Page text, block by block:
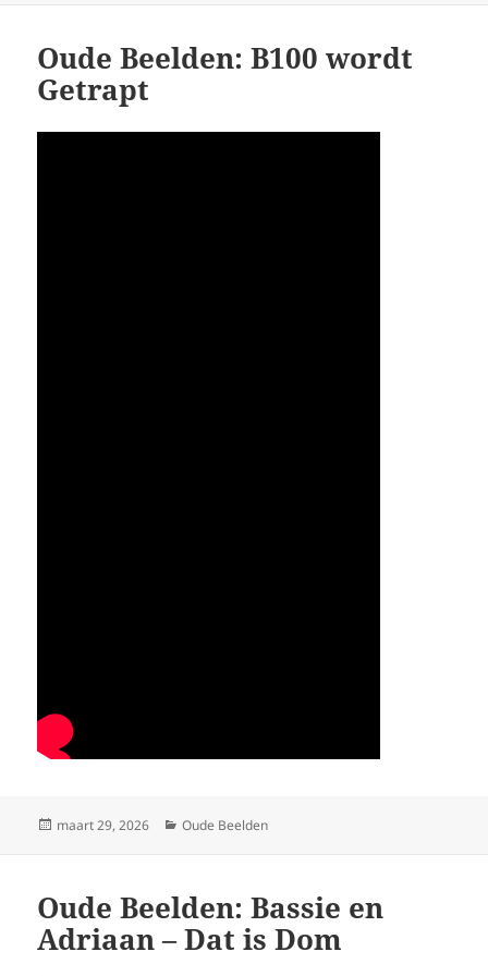
Oude Beelden: B100 wordt
Getrapt
Geplaatst
maart 29, 2026 Categorieën
Oude Beelden
Oude Beelden: Bassie en
Adriaan – Dat is Dom